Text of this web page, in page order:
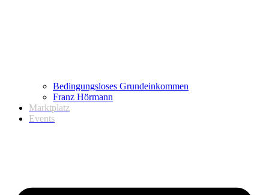
Bedingungsloses Grundeinkommen
Franz Hörmann
Marktplatz
Events